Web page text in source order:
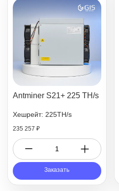
Antminer S21+ 225 TH/s
Хешрейт: 225TH/s
235 257 ₽
Заказать